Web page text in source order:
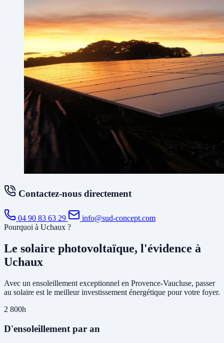
Contactez-nous directement
04 90 83 63 29
info@sud-concept.com
Pourquoi à Uchaux ?
Le solaire photovoltaïque, l'évidence à
Uchaux
Avec un ensoleillement exceptionnel en Provence-Vaucluse, passer
au solaire est le meilleur investissement énergétique pour votre foyer.
2 800h
D'ensoleillement par an